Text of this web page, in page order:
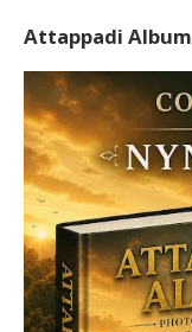
Attappadi Album